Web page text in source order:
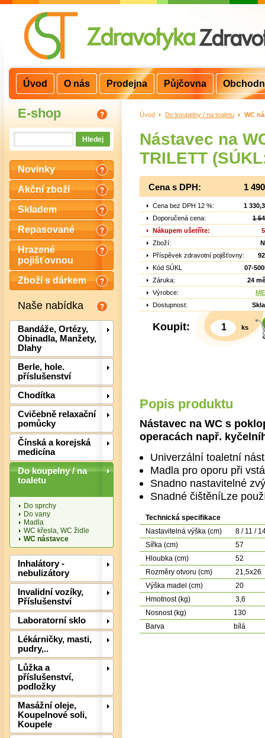
E-shop
Novinky
Akční zboží
Skladem
Repasované
Hrazené
pojišťovnou
Zboží s dárkem
Naše nabídka
Bandáže, Ortézy,
Obinadla, Manžety,
Dlahy
Berle, hole.
příslušenství
Chodítka
Cvičebně relaxační
pomůcky
Čínská a korejská
medicína
Do koupelny / na
toaletu
Do sprchy
Do vany
Madla
WC křesla, WC židle
WC nástavce
Inhalátory -
nebulizátory
Invalidní vozíky,
Příslušenství
Laboratorní sklo
Lékárničky, masti,
pudry,..
Lůžka a
příslušenství,
podložky
Masážní oleje,
Koupelnové soli,
Koupele
Úvod > Do koupelny / na toaletu > WC
Nástavec na
TRILETT
Cena s DPH: 1
Cena bez DPH 12 %:
1
Doporučená cena:
1
Nákupem ušetříte:
Zboží:
Příspěvek zdravotní pojišťovny:
Kód SÚKL
07-
Záruka:
24
Výrobce:
Dostupnost:
Koupit: ks
Popis produktu
Nástavec na WC s
operacách např.
Univerzální toaletní
Madla pro oporu při
Snadno nastavitelné
Snadné čištěníLze
Technická specifikace
Nastavitelná výška (cm)
8 / 11 /
Sířka (cm)
57
Hloubka (cm)
52
Rozměry otvoru (cm)
21,5x26
Výška madel (cm)
20
Hmotnost (kg)
3,6
Nosnost (kg)
130
Barva
bílá
Úvod O nás Prodejna Půjčovna